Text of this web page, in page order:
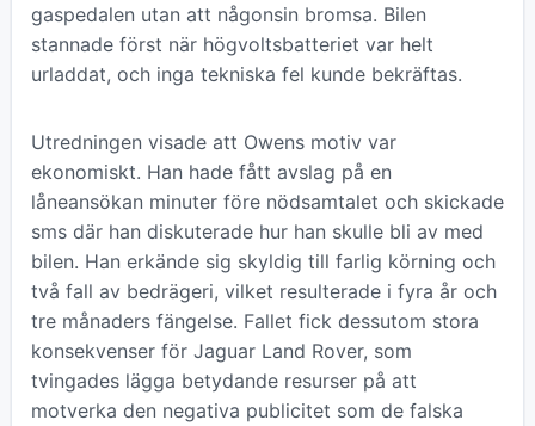
gaspedalen utan att någonsin bromsa. Bilen
stannade först när högvoltsbatteriet var helt
urladdat, och inga tekniska fel kunde bekräftas.
Utredningen visade att Owens motiv var
ekonomiskt. Han hade fått avslag på en
låneansökan minuter före nödsamtalet och skickade
sms där han diskuterade hur han skulle bli av med
bilen. Han erkände sig skyldig till farlig körning och
två fall av bedrägeri, vilket resulterade i fyra år och
tre månaders fängelse. Fallet fick dessutom stora
konsekvenser för Jaguar Land Rover, som
tvingades lägga betydande resurser på att
motverka den negativa publicitet som de falska